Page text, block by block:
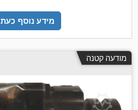
מידע נוסף כעת
מודעה קטנה